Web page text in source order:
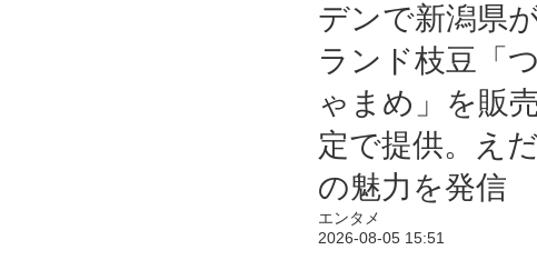
デンで新潟県
ランド枝豆「
ゃまめ」を販
定で提供。え
の魅力を発信
エンタメ
2026-08-05 15:51